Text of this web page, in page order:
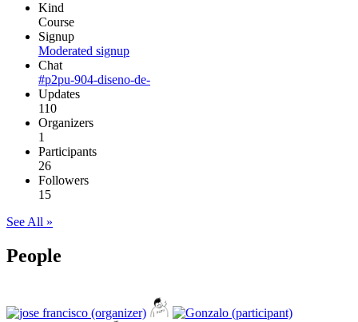
Kind
Course
Signup
Moderated signup
Chat
#p2pu-904-diseno-de-
Updates
110
Organizers
1
Participants
26
Followers
15
See All »
People